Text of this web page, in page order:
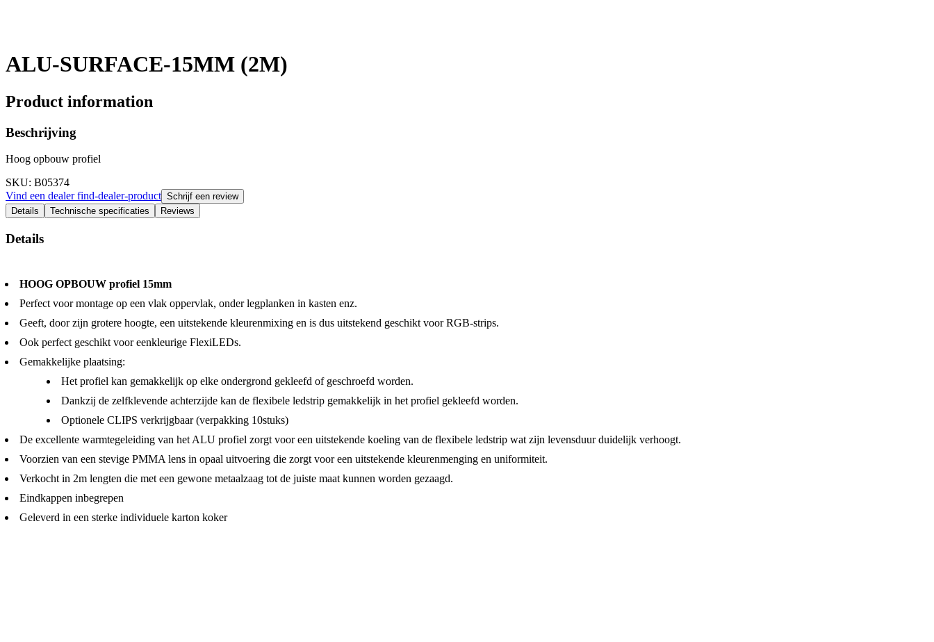
ALU-SURFACE-15MM (2M)
Product information
Beschrijving
Hoog opbouw profiel
SKU: B05374
Vind een dealerfind-dealer-product Schrijf een review
Details
Technische specificaties Reviews
Details
HOOG OPBOUW profiel 15mm
Perfect voor montage op een vlak oppervlak, onder legplanken in kasten enz.
Geeft, door zijn grotere hoogte, een uitstekende kleurenmixing en is dus uitstekend geschikt voor RGB-strips.
Ook perfect geschikt voor eenkleurige FlexiLEDs.
Gemakkelijke plaatsing:
Het profiel kan gemakkelijk op elke ondergrond gekleefd of geschroefd worden.
Dankzij de zelfklevende achterzijde kan de flexibele ledstrip gemakkelijk in het profiel gekleefd worden.
Optionele CLIPS verkrijgbaar (verpakking 10stuks)
De excellente warmtegeleiding van het ALU profiel zorgt voor een uitstekende koeling van de flexibele ledstrip wat zijn levensduur duidelijk verhoogt.
Voorzien van een stevige PMMA lens in opaal uitvoering die zorgt voor een uitstekende kleurenmenging en uniformiteit.
Verkocht in 2m lengten die met een gewone metaalzaag tot de juiste maat kunnen worden gezaagd.
Eindkappen inbegrepen
Geleverd in een sterke individuele karton koker